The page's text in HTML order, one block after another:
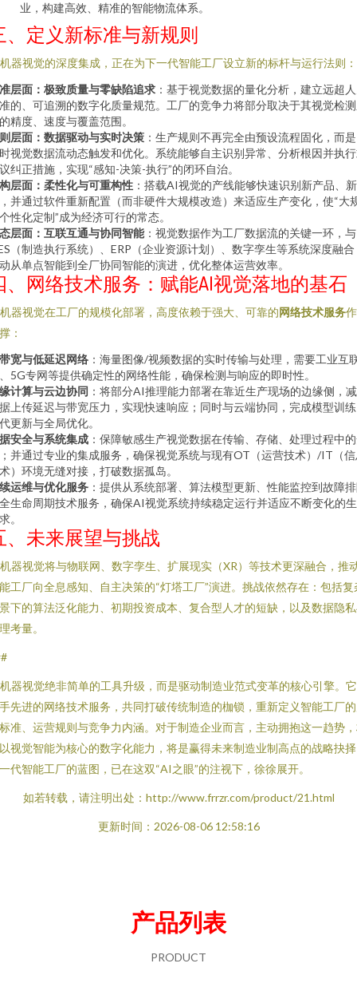
业，构建高效、精准的智能物流体系。
、定义新标准与新规则
器视觉的深度集成，正在为下一代智能工厂设立新的标杆与运行法则：
层面：极致质量与零缺陷追求 ：基于视觉数据的量化分析，建立远超
的、可追溯的数字化质量规范。工厂的竞争力将部分取决于其视觉检
精度、速度与覆盖范围。
层面：数据驱动与实时决策 ：生产规则不再完全由预设流程固化，而
视觉数据流动态触发和优化。系统能够自主识别异常、分析根因并执
纠正措施，实现“感知-决策-执行”的闭环自治。
层面：柔性化与可重构性 ：搭载AI视觉的产线能够快速识别新产品、
并通过软件重新配置（而非硬件大规模改造）来适应生产变化，使“大
性化定制”成为经济可行的常态。
层面：互联互通与协同智能：视觉数据作为工厂数据流的关键一环，与
（制造执行系统）、ERP（企业资源计划）、数字孪生等系统深度融合
从单点智能到全厂协同智能的演进，优化整体运营效率。
、网络技术服务：赋能AI视觉落地的基石
器视觉在工厂的规模化部署，高度依赖于强大、可靠的网络技术服务
：
宽与低延迟网络 ：海量图像/视频数据的实时传输与处理，需要工业互
5G专网等提供确定性的网络性能，确保检测与响应的即时性。
计算与云边协同 ：将部分AI推理能力部署在靠近生产现场的边缘侧，
上传延迟与带宽压力，实现快速响应；同时与云端协同，完成模型训
更新与全局优化。
安全与系统集成 ：保障敏感生产视觉数据在传输、存储、处理过程中
并通过专业的集成服务，确保视觉系统与现有OT（运营技术）/IT（
）环境无缝对接，打破数据孤岛。
运维与优化服务 ：提供从系统部署、算法模型更新、性能监控到故障
生命周期技术服务，确保AI视觉系统持续稳定运行并适应不断变化的
。
、未来展望与挑战
器视觉将与物联网、数字孪生、扩展现实（XR）等技术更深融合，推
工厂向全息感知、自主决策的“灯塔工厂”演进。挑战依然存在：包括复
下的算法泛化能力、初期投资成本、复合型人才的短缺，以及数据隐
考量。
器视觉绝非简单的工具升级，而是驱动制造业范式变革的核心引擎。
先进的网络技术服务，共同打破传统制造的枷锁，重新定义智能工厂
准、运营规则与竞争力内涵。对于制造企业而言，主动拥抱这一趋势
视觉智能为核心的数字化能力，将是赢得未来制造业制高点的战略抉
代智能工厂的蓝图，已在这双“AI之眼”的注视下，徐徐展开。
如若转载，请注明出处：http://www.frrzr.com/product/21.html
更新时间：2026-08-06 12:58:16
产品列表
PRODUCT